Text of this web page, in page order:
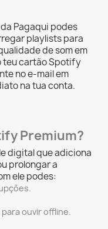
Pagaqui podes
playlists para
de som em
teu cartão Spotify
no e-mail em
na tua conta.
Premium?
digital que adiciona
prolongar a
ele podes:
ouvir offline.